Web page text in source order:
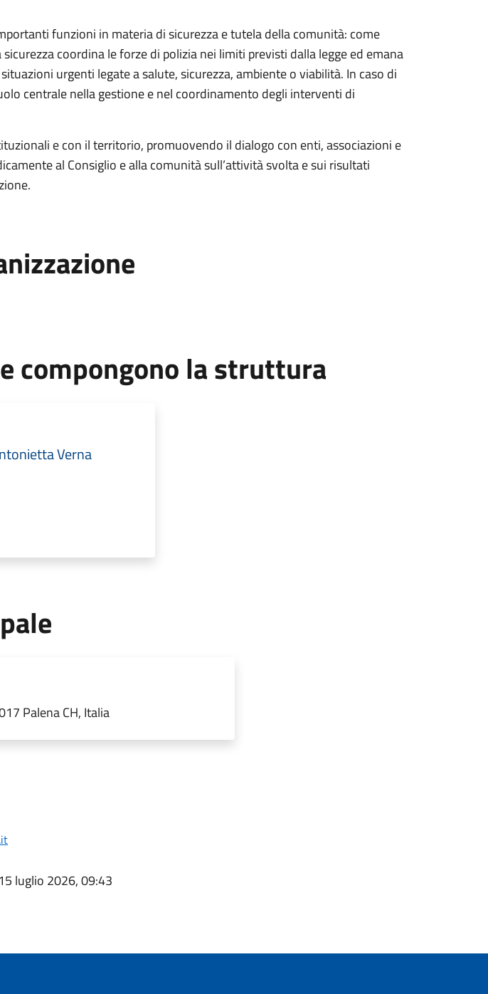
funzioni in materia di sicurezza e tutela della comunità: come
coordina le forze di polizia nei limiti previsti dalla legge ed emana
urgenti legate a salute, sicurezza, ambiente o viabilità. In caso di
centrale nella gestione e nel coordinamento degli interventi di
e con il territorio, promuovendo il dialogo con enti, associazioni e
al Consiglio e alla comunità sull’attività svolta e sui risultati
compongono la struttura
Verna
Palena CH, Italia
luglio 2026, 09:43